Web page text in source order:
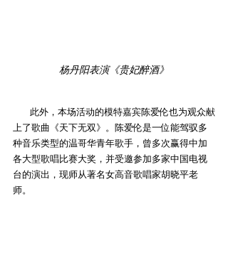
杨丹阳表演《贵妃醉酒》
此外，本场活动的模特嘉宾陈爱伦也为观众献
上了歌曲《天下无双》。陈爱伦是一位能驾驭多
种音乐类型的温哥华青年歌手，曾多次赢得中加
各大型歌唱比赛大奖，并受邀参加多家中国电视
台的演出，现师从著名女高音歌唱家胡晓平老
师。